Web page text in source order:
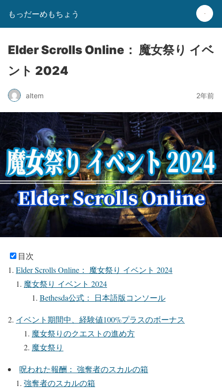
もっだーめもちょう
Elder Scrolls Online： 魔女祭り イベ
ント 2024
altem 2年前
目次
Elder Scrolls Online： 魔女祭り イベント 2024
魔女祭り イベント 2024
Bethesda公式： 日本語版コンソール
イベント期間中、経験値100%プラスのボーナス
魔女祭りのクエストの進め方
魔女祭り
呪われた報酬： 強奪者のスカルの箱
強奪者のスカルの箱